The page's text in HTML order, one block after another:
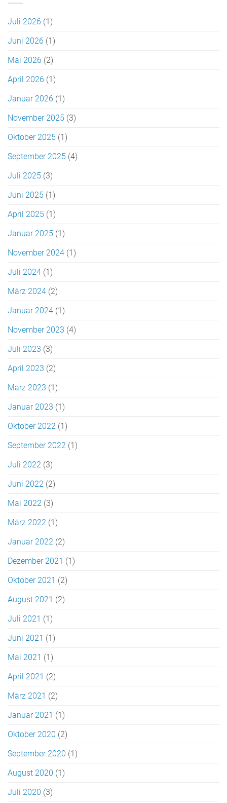
Juli 2026 (1)
Juni 2026 (1)
Mai 2026 (2)
April 2026 (1)
Januar 2026 (1)
November 2025 (3)
Oktober 2025 (1)
September 2025 (4)
Juli 2025 (3)
Juni 2025 (1)
April 2025 (1)
Januar 2025 (1)
November 2024 (1)
Juli 2024 (1)
März 2024 (2)
Januar 2024 (1)
November 2023 (4)
Juli 2023 (3)
April 2023 (2)
März 2023 (1)
Januar 2023 (1)
Oktober 2022 (1)
September 2022 (1)
Juli 2022 (3)
Juni 2022 (2)
Mai 2022 (3)
März 2022 (1)
Januar 2022 (2)
Dezember 2021 (1)
Oktober 2021 (2)
August 2021 (2)
Juli 2021 (1)
Juni 2021 (1)
Mai 2021 (1)
April 2021 (2)
März 2021 (2)
Januar 2021 (1)
Oktober 2020 (2)
September 2020 (1)
August 2020 (1)
Juli 2020 (3)